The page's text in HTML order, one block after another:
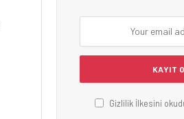
Gizlilik İlkesini